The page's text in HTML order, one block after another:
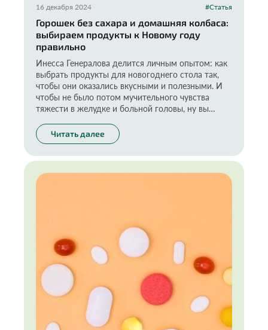
16 декабря 2024 #Статья
Горошек без сахара и домашняя колбаса:
выбираем продукты к Новому году
правильно
Инесса Генералова делится личным опытом: как
выбрать продукты для новогоднего стола так,
чтобы они оказались вкусными и полезными. И
чтобы не было потом мучительного чувства
тяжести в желудке и больной головы, ну вы
Читать далее